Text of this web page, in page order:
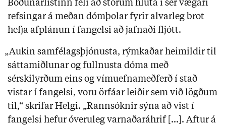
Boðunarlistinn feli að stórum hluta í sér vægari
refsingar á meðan dómþolar fyrir alvarleg brot
hefja afplánun í fangelsi að jafnaði fljótt.
„Aukin samfélagsþjónusta, rýmkaðar heimildir til
sáttamiðlunar og fullnusta dóma með
sérskilyrðum eins og vímuefnameðferð í stað
vistar í fangelsi, voru örfáar leiðir sem við lögðum
til,“ skrifar Helgi. „Rannsóknir sýna að vist í
fangelsi hefur óveruleg varnaðaráhrif [...]. Aftur á